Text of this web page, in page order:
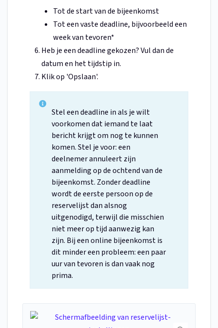
Tot de start van de bijeenkomst
Tot een vaste deadline, bijvoorbeeld een
week van tevoren*
Heb je een deadline gekozen? Vul dan de
datum en het tijdstip in.
Klik op 'Opslaan'.
Stel een deadline in als je wilt
voorkomen dat iemand te laat
bericht krijgt om nog te kunnen
komen. Stel je voor: een
deelnemer annuleert zijn
aanmelding op de ochtend van de
bijeenkomst. Zonder deadline
wordt de eerste persoon op de
reservelijst dan alsnog
uitgenodigd, terwijl die misschien
niet meer op tijd aanwezig kan
zijn. Bij een online bijeenkomst is
dit minder een probleem: een paar
uur van tevoren is dan vaak nog
prima.